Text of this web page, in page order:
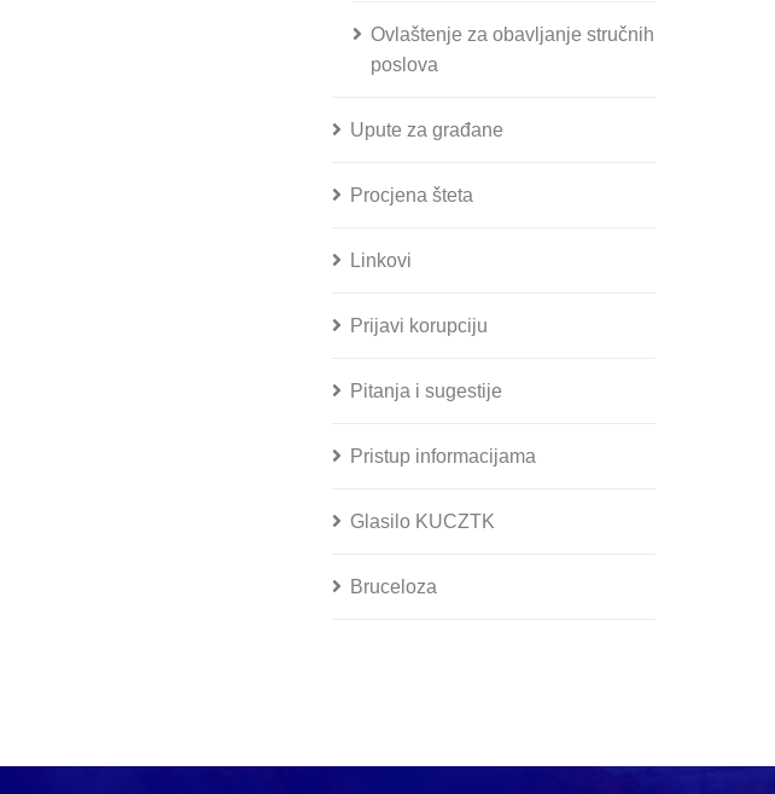
Ovlaštenje za obavljanje stručnih
poslova
Upute za građane
Procjena šteta
Linkovi
Prijavi korupciju
Pitanja i sugestije
Pristup informacijama
Glasilo KUCZTK
Bruceloza